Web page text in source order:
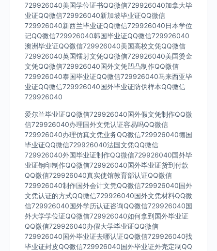
729926040美国学位证书QQ微信729926040加拿大毕
业证QQ微信729926040新加坡毕业证QQ微信
729926040新西兰毕业证QQ微信729926040日本学位
记QQ微信729926040韩国毕业证QQ微信729926040
澳洲毕业证QQ微信729926040美国高校文凭QQ微信
729926040英国镭射文凭QQ微信729926040美国烫金
文凭QQ微信729926040国外文凭凹凸制作QQ微信
729926040泰国毕业证QQ微信729926040马来西亚毕
业证QQ微信729926040国外毕业证防伪样本QQ微信
729926040
爱尔兰毕业证QQ微信729926040国外假文凭制作QQ微
信729926040办理国外文凭认证容易吗QQ微信
729926040办理仿真文凭业务QQ微信729926040德国
毕业证QQ微信729926040法国文凭QQ微信
729926040外国毕业证制作QQ微信729926040国外毕
业证钢印制作QQ微信729926040国外毕业证货到付款
QQ微信729926040真实使馆教育部认证QQ微信
729926040制作国外会计文凭QQ微信729926040国外
文凭认证的方式QQ微信729926040国外文凭材料QQ微
信729926040国外学历认证咨询QQ微信729926040国
外大学学位证QQ微信729926040如何拿到国外毕业证
QQ微信729926040办假大学毕业证QQ微信
729926040国外毕业证去哪认证QQ微信729926040找
毕业证封皮QQ微信729926040国外毕业证外壳定制QQ